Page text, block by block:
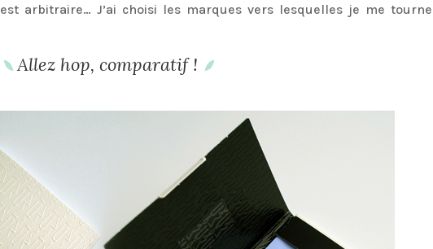
arbitraire… J’ai choisi les marques vers lesquelles je me tourne
Allez hop, comparatif !